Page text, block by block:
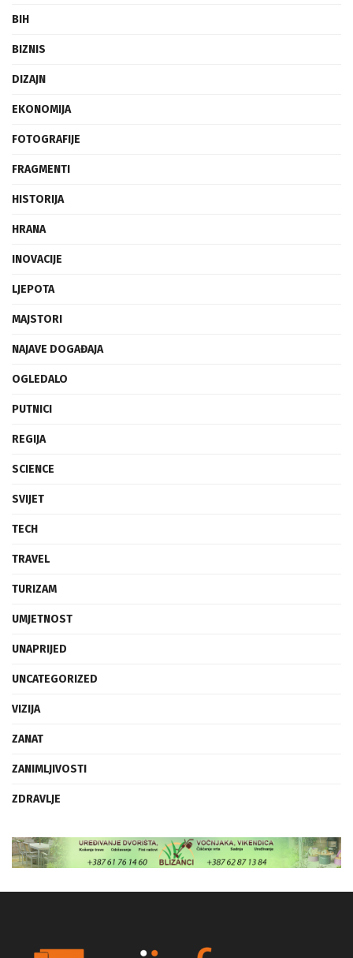
BIH
BIZNIS
DIZAJN
EKONOMIJA
FOTOGRAFIJE
FRAGMENTI
HISTORIJA
HRANA
INOVACIJE
LJEPOTA
MAJSTORI
NAJAVE DOGAĐAJA
OGLEDALO
PUTNICI
REGIJA
SCIENCE
SVIJET
TECH
TRAVEL
TURIZAM
UMJETNOST
UNAPRIJED
UNCATEGORIZED
VIZIJA
ZANAT
ZANIMLJIVOSTI
ZDRAVLJE